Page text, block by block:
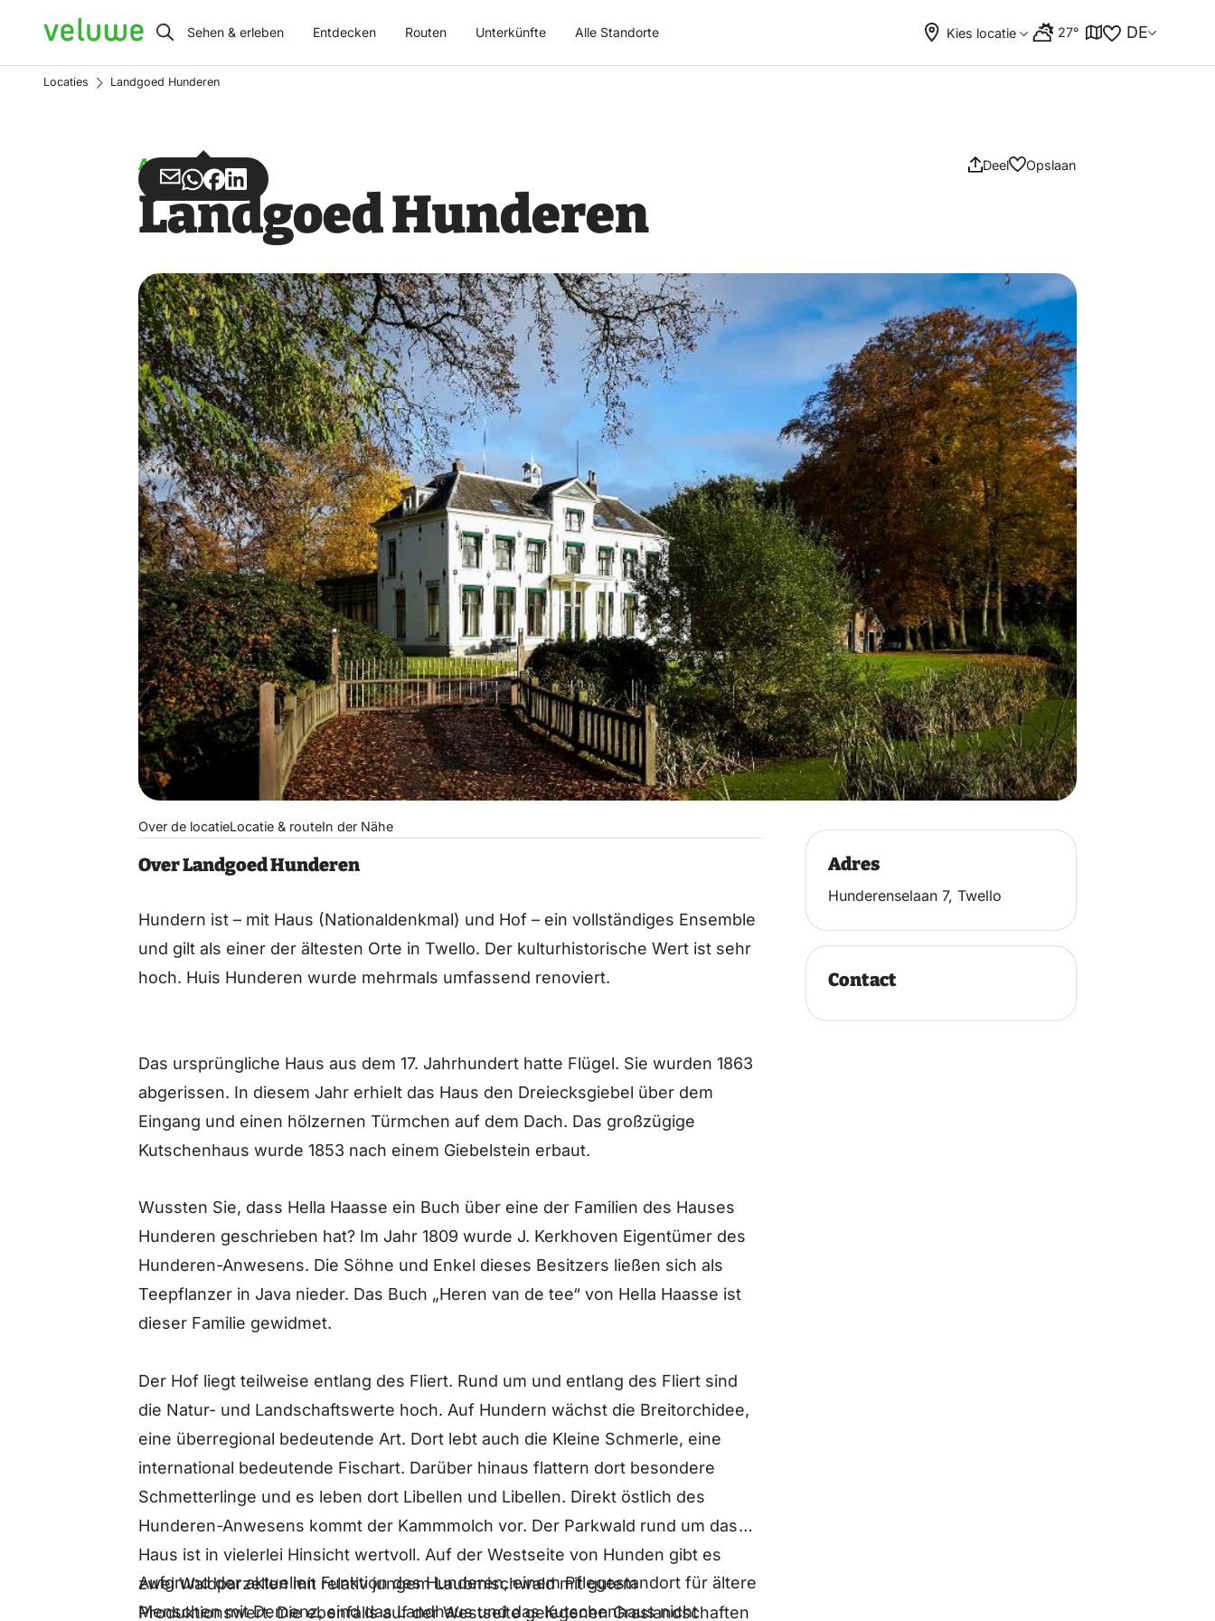
Veluwe Sehen & erleben Entdecken Routen Unterkünfte Alle Standorte Kies locatie 27° DE
Locaties Landgoed Hunderen
Anwesen Deel
Teilen
über
Teilen
über
WhatsApp
Teilen
auf
Facebook
Teilen
auf
LinkedIn
Opslaan
Landgoed Hunderen
Over de locatieLocatie & routeIn der Nähe
Over Landgoed Hunderen
Hundern ist – mit Haus (Nationaldenkmal) und Hof – ein vollständiges Ensemble
und gilt als einer der ältesten Orte in Twello. Der kulturhistorische Wert ist sehr
hoch. Huis Hunderen wurde mehrmals umfassend renoviert.
Das ursprüngliche Haus aus dem 17. Jahrhundert hatte Flügel. Sie wurden 1863
abgerissen. In diesem Jahr erhielt das Haus den Dreiecksgiebel über dem
Eingang und einen hölzernen Türmchen auf dem Dach. Das großzügige
Kutschenhaus wurde 1853 nach einem Giebelstein erbaut.
Wussten Sie, dass Hella Haasse ein Buch über eine der Familien des Hauses
Hunderen geschrieben hat? Im Jahr 1809 wurde J. Kerkhoven Eigentümer des
Hunderen-Anwesens. Die Söhne und Enkel dieses Besitzers ließen sich als
Teepflanzer in Java nieder. Das Buch „Heren van de tee“ von Hella Haasse ist
dieser Familie gewidmet.
Der Hof liegt teilweise entlang des Fliert. Rund um und entlang des Fliert sind
die Natur- und Landschaftswerte hoch. Auf Hundern wächst die Breitorchidee,
eine überregional bedeutende Art. Dort lebt auch die Kleine Schmerle, eine
international bedeutende Fischart. Darüber hinaus flattern dort besondere
Schmetterlinge und es leben dort Libellen und Libellen. Direkt östlich des
Hunderen-Anwesens kommt der Kammmolch vor. Der Parkwald rund um das
Haus ist in vielerlei Hinsicht wertvoll. Auf der Westseite von Hunden gibt es
zwei Waldparzellen mit relativ jungem Laubmischwald mit gutem
Produktionswert. Die ebenfalls auf der Westseite gelegenen Graslandschaften
Aufgrund der aktuellen Funktion des Hunderen, einem Pflegestandort für ältere
Menschen mit Demenz, sind das Landhaus und das Kutschenhaus nicht
Adres
Hunderenselaan 7, Twello
Contact